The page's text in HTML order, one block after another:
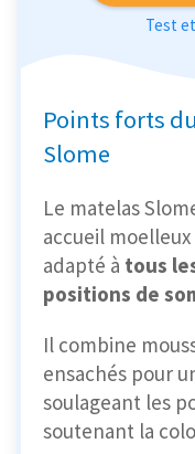
Test
Points forts
Slome
Le matelas
accueil
adapté à tous
positions de
Il combine
ensachés pour
soulageant les
soutenant la